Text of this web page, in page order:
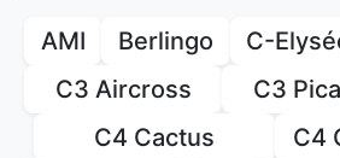
AMI Berlingo C-
C3 Aircross
C3
C4 Cactus
C4